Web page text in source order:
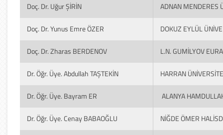
Doç. Dr. Uğur ŞİRİN ADNAN MENDERES
Doç. Dr. Yunus Emre ÖZER DOKUZ EYLÜL
Doç. Dr. Zharas BERDENOV L.N. GUMİLYOV
Dr. Öğr. Üye. Abdullah TAŞTEKİN HARRAN
Dr. Öğr. Üye. Bayram ER ALANYA
Dr. Öğr. Üye. Cenay BABAOĞLU NİĞDE ÖMER